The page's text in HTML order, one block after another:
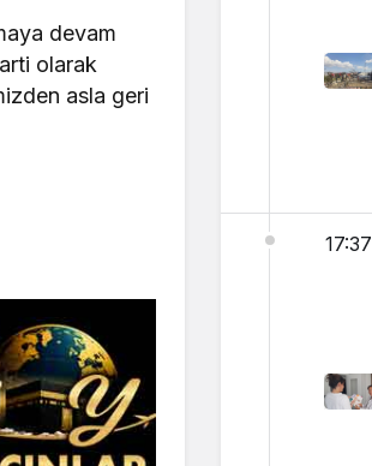
devam
olarak
asla geri
17:37